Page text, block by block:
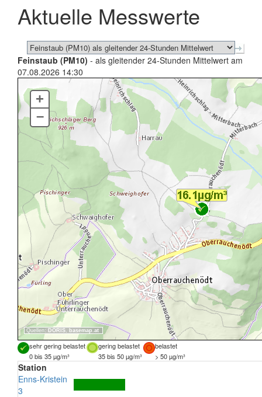
schließen
Aktuelle Messwerte
Feinstaub (PM10) - als gleitender 24-Stunden Mittelwert am
07.08.2026 14:30
Quellen: DORIS, basemap.at
+
–
sehr gering belastet gering belastet
belastet
0 bis 35 µg/m³
35 bis 50 µg/m³ > 50 µg/m³
Station
Enns-Kristein
3